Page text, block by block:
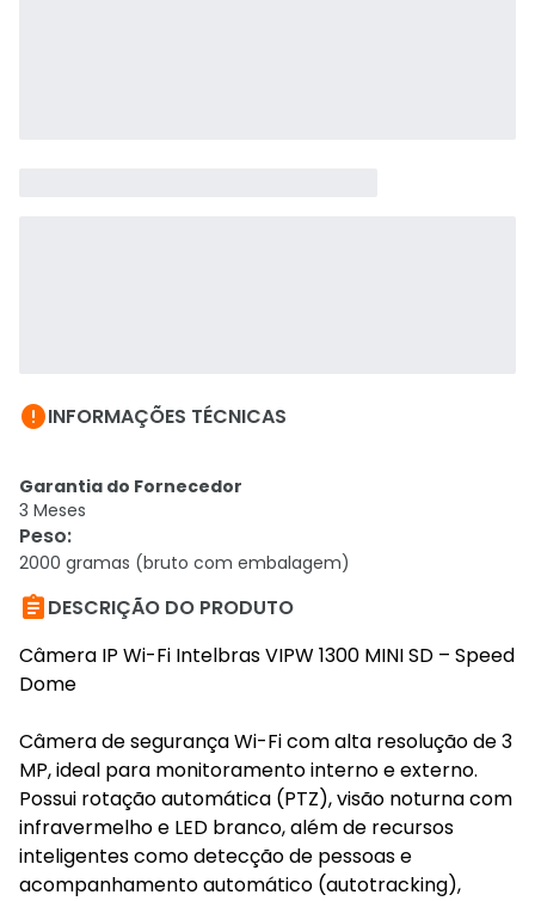
INFORMAÇÕES TÉCNICAS
Garantia do Fornecedor
3 Meses
Peso:
2000 gramas (bruto com embalagem)
DESCRIÇÃO DO PRODUTO
Câmera IP Wi-Fi Intelbras VIPW 1300 MINI SD – Speed
Dome
Câmera de segurança Wi-Fi com alta resolução de 3
MP, ideal para monitoramento interno e externo.
Possui rotação automática (PTZ), visão noturna com
infravermelho e LED branco, além de recursos
inteligentes como detecção de pessoas e
acompanhamento automático (autotracking),